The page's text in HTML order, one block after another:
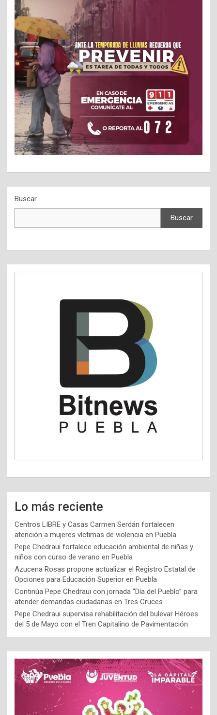
Buscar
Buscar
Lo más reciente
Centros LIBRE y Casas Carmen Serdán fortalecen
atención a mujeres víctimas de violencia en Puebla
Pepe Chedraui fortalece educación ambiental de niñas y
niños con curso de verano en Puebla
Azucena Rosas propone actualizar el Registro Estatal de
Opciones para Educación Superior en Puebla
Continúa Pepe Chedraui con jornada “Día del Pueblo” para
atender demandas ciudadanas en Tres Cruces
Pepe Chedraui supervisa rehabilitación del bulevar Héroes
del 5 de Mayo con el Tren Capitalino de Pavimentación